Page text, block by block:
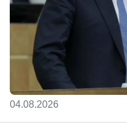
04.08.2026